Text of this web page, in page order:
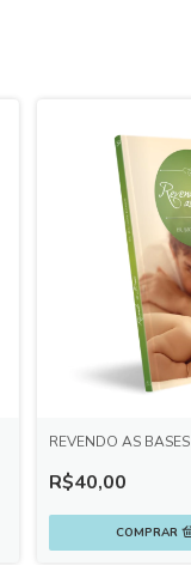
REVENDO AS BASES
R$40,00